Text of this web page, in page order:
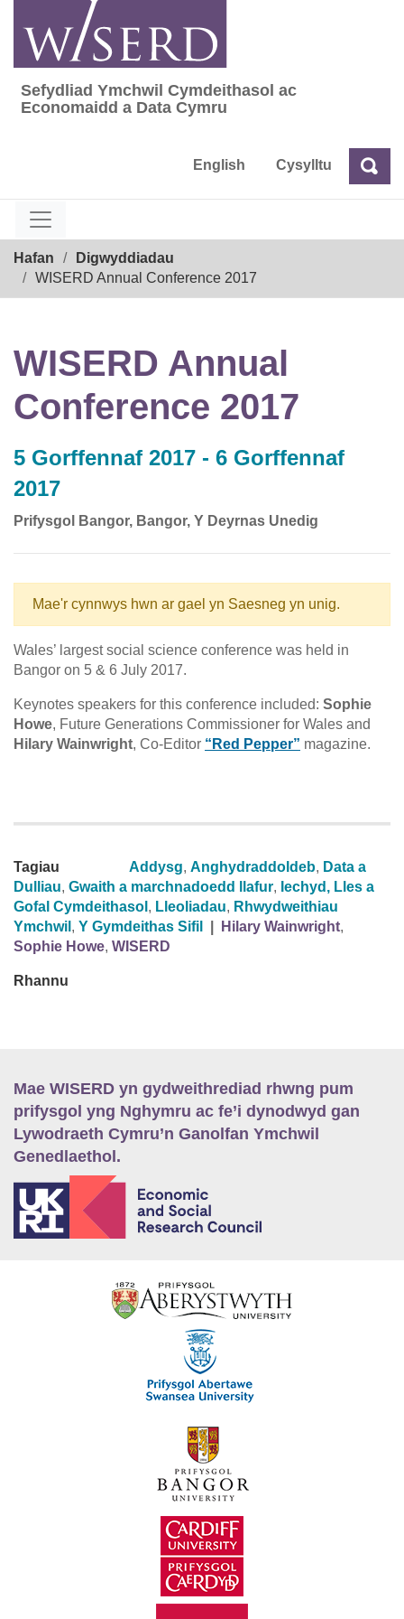
content
Sefydliad Ymchwil Cymdeithasol ac
Sefydliad Ymchwil Cymdeithasol ac
Economaidd a Data Cymru
English Cysylltu Chwilio
Hafan
Digwyddiadau
WISERD Annual Conference 2017
WISERD Annual
Conference 2017
5 Gorffennaf 2017 - 6 Gorffennaf
2017
Prifysgol Bangor, Bangor, Y Deyrnas Unedig
Mae'r cynnwys hwn ar gael yn Saesneg yn unig.
Wales’ largest social science conference was held in
Bangor on 5 & 6 July 2017.
Keynotes speakers for this conference included: Sophie
Howe, Future Generations Commissioner for Wales and
Hilary Wainwright, Co-Editor “Red Pepper” magazine.
Tagiau Addysg, Anghydraddoldeb, Data a
Dulliau, Gwaith a marchnadoedd llafur, Iechyd, Lles a
Gofal Cymdeithasol , Lleoliadau, Rhwydweithiau
Ymchwil , Y Gymdeithas Sifil Hilary Wainwright,
Sophie Howe, WISERD
Rhannu
Mae WISERD yn gydweithrediad rhwng pum
prifysgol yng Nghymru ac fe’i dynodwyd gan
Lywodraeth Cymru’n Ganolfan Ymchwil
Genedlaethol.